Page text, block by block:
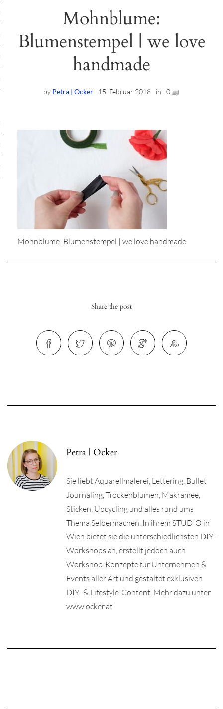
Workshops
Location
Workshops
Mohnblume:
Blumenstempel | we love
handmade
by Petra | Ocker 15. Februar 2018 in 0
Mohnblume: Blumenstempel | we love handmade
Share the post
Petra | Ocker
Sie liebt Aquarellmalerei, Lettering, Bullet
Journaling, Trockenblumen, Makramee,
Sticken, Upcycling und alles rund ums
Thema Selbermachen. In ihrem STUDIO in
Wien bietet sie die unterschiedlichsten DIY-
Workshops an, erstellt jedoch auch
Workshop-Konzepte für Unternehmen &
Events aller Art und gestaltet exklusiven
DIY- & Lifestyle-Content. Mehr dazu unter
www.ocker.at.